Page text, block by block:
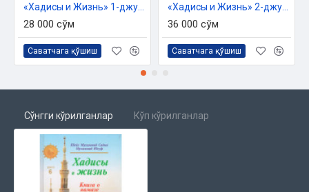
— описание мечети Пророка в начале эпохи Ислама;
— возвышать здания мечетей и украшать их является
макрухом.
Помимо этого, в настоящей книге мы уделили особое
внимание рассмотрению следующих тем:
— о достоинствах джамаъата;
— положение о джамаъат-намазе;
28 000 сўм
Саватчага қўшиш
36 000 сўм
Саватчага қўшиш
Сўнгги кўрилганлар Кўп кўрилганлар